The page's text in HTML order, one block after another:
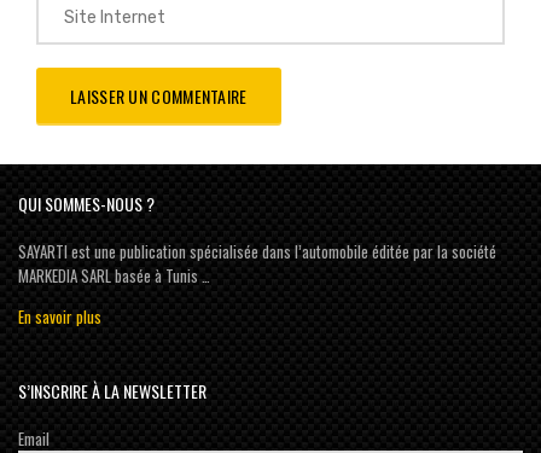
QUI SOMMES-NOUS ?
SAYARTI est une publication spécialisée dans l’automobile éditée par la société
MARKEDIA SARL basée à Tunis …
En savoir plus
S’INSCRIRE À LA NEWSLETTER
Email